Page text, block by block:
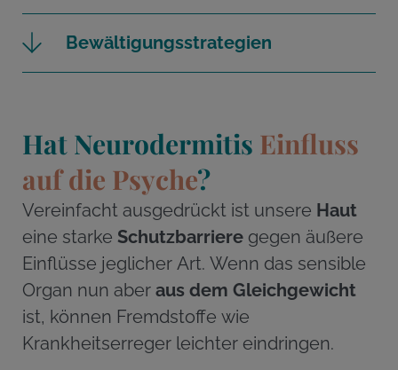
Bewältigungsstrategien
Hat Neurodermitis Einfluss
auf die Psyche?
Vereinfacht ausgedrückt ist unsere Haut
eine starke Schutzbarriere gegen äußere
Einflüsse jeglicher Art. Wenn das sensible
Organ nun aber aus dem Gleichgewicht
ist, können Fremdstoffe wie
Krankheitserreger leichter eindringen.